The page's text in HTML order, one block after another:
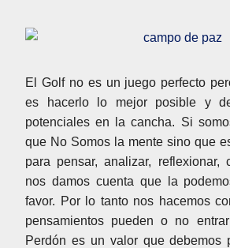
El Golf no es un juego perfecto
es hacerlo lo mejor posible y
potenciales en la cancha. Si
que No Somos la mente sino que
para pensar, analizar, reflexionar,
nos damos cuenta que la
favor. Por lo tanto nos hacemos
pensamientos pueden o no
Perdón es un valor que debemos